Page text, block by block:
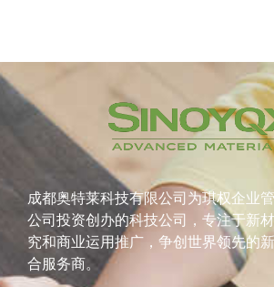
成都奥特莱科技有限公司为琪权企业
公司投资创办的科技公司，专注于新
究和商业运用推广，争创世界领先的
合服务商。